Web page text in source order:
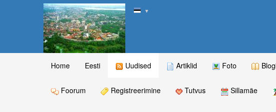
▼
Home Eesti Uudised Artiklid Foto
Foorum Registreerimine Tutvus Sillamäe